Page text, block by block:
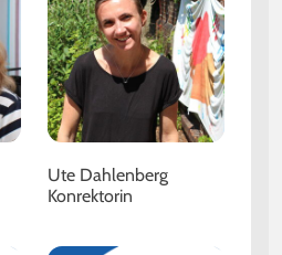
Ute Dahlenberg
Konrektorin